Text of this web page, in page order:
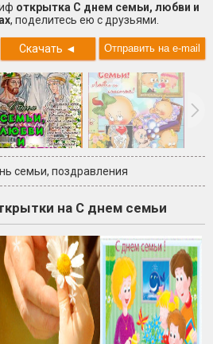
открытка С днем семьи, любви и
, поделитесь ею с друзьями.
Скачать ◄
семьи, поздравления
на С днем семьи